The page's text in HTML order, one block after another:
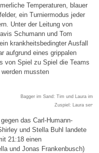
Temperaturen, blauer
ein Turniermodus jeder
Unter der Leitung von
Schumann und Tom
krankheitsbedingter Ausfall
aufgrund eines grippalen
von Spiel zu Spiel die Teams
mussten
Bagger im Sand: Tim und Laura im
Zuspiel: Laura
das Carl-Humann-
und Stella Buhl landete
21:18 einen
und Jonas Frankenbusch)